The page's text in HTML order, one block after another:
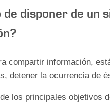
disponer de un
compartir información,
detener la ocurrencia de
los principales objetivos